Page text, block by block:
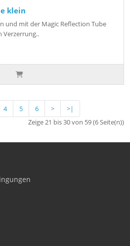
klein
und mit der Magic Reflection Tube
Verzerrung..
4 5 6 >
>|
Zeige 21 bis 30 von 59 (6 Seite(n))